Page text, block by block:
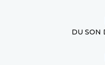
DU SON